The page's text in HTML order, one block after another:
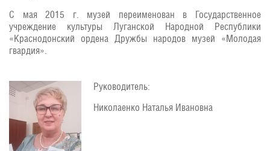
С мая 2015 г. музей переименован в Государственное
учреждение культуры Луганской Народной Республики
«Краснодонский ордена Дружбы народов музей «Молодая
гвардия».
Руководитель:
Николаенко Наталья Ивановна